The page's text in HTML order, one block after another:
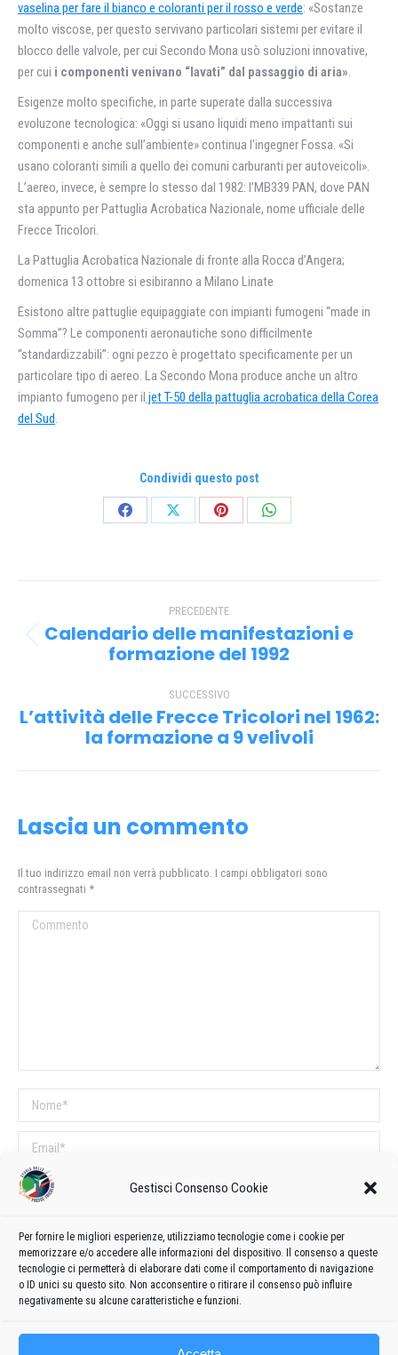
Gestisci Consenso Cookie
Per fornire le migliori esperienze, utilizziamo tecnologie come i cookie per
memorizzare e/o accedere alle informazioni del dispositivo. Il consenso a queste
tecnologie ci permetterà di elaborare dati come il comportamento di navigazione
o ID unici su questo sito. Non acconsentire o ritirare il consenso può influire
negativamente su alcune caratteristiche e funzioni.
vaselina per fare il bianco e coloranti per il rosso e verde: «Sostanze
molto viscose, per questo servivano particolari sistemi per evitare il
blocco delle valvole, per cui Secondo Mona usò soluzioni innovative,
per cui i componenti venivano “lavati” dal passaggio di aria».
Esigenze molto specifiche, in parte superate dalla successiva
evoluzone tecnologica: «Oggi si usano liquidi meno impattanti sui
componenti e anche sull’ambiente» continua l’ingegner Fossa. «Si
usano coloranti simili a quello dei comuni carburanti per autoveicoli».
L’aereo, invece, è sempre lo stesso dal 1982: l’MB339 PAN, dove PAN
sta appunto per Pattuglia Acrobatica Nazionale, nome ufficiale delle
Frecce Tricolori.
La Pattuglia Acrobatica Nazionale di fronte alla Rocca d’Angera;
domenica 13 ottobre si esibiranno a Milano Linate
Esistono altre pattuglie equipaggiate con impianti fumogeni “made in
Somma”? Le componenti aeronautiche sono difficilmente
“standardizzabili”: ogni pezzo è progettato specificamente per un
particolare tipo di aereo. La Secondo Mona produce anche un altro
impianto fumogeno per il jet T-50 della pattuglia acrobatica della Corea
del Sud.
Condividi questo post
CondividiCondividiCondividiCondividi
tra PRECEDENTE
Post
precedente:
Calendario delle manifestazioni e
formazione del 1992
SUCCESSIVO
Prossimo
post:
L’attività delle Frecce Tricolori nel 1962:
la formazione a 9 velivoli
Lascia un commento
Il tuo indirizzo email non verrà pubblicato. I campi obbligatori sono
contrassegnati *
Commento
Nome *
Email *
Sito web
COMMENTI SUL POST
Questo sito utilizza Akismet per ridurre lo spam.Scopri come vengono
elaborati i dati derivati dai commenti.